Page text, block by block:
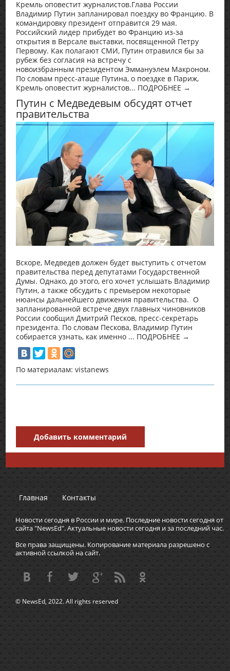
Кремль оповестит журналистов.Глава России
Владимир Путин запланировал поездку во Францию. В
командировку президент отправится 29 мая.
Российский лидер прибудет во Францию из-за
открытия в Версале выставки, посвященной Петру
Первому. Как полагают СМИ, Путин отравился бы за
рубеж без согласия на встречу с
новоизбранным президентом Эммануэлем Макроном.
По словам пресс-аташе Путина, о поездке в Париж,
Кремль оповестит журналистов... ПОДРОБНЕЕ →
Путин с Медведевым обсудят отчет
правительства
Вскоре, Медведев должен будет выступить с отчетом
правительства перед депутатами Государственной
Думы. Однако, до этого, его хочет услышать Владимир
Путин, а также обсудить с премьером некоторые
нюансы дальнейшего движения правительства. О
запланированной встрече двух главных чиновников
России сообщил Дмитрий Песков, пресс-секретарь
президента. По словам Пескова, Владимир Путин
собирается узнать, как именно ... ПОДРОБНЕЕ →
По материалам: vistanews
Добавить комментарий
Главная Контакты
Новости сегодня в России и мире. Последние новости сегодня от
сайта "NewsEd". Актуальные новости сегодня и за последний час.
Все права защищены. Копирование материала разрешено с
активной ссылкой на сайт.
© NewsEd, 2022. All rights reserved